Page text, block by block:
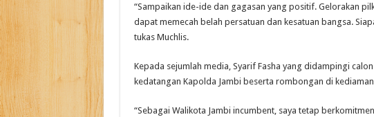
“Sampaikan ide-ide dan gagasan yang positif. Gelorakan
dapat memecah belah persatuan dan kesatuan bangsa.
tukas Muchlis.
Kepada sejumlah media, Syarif Fasha yang didampingi
kedatangan Kapolda Jambi beserta rombongan di
“Sebagai Walikota Jambi incumbent, saya tetap